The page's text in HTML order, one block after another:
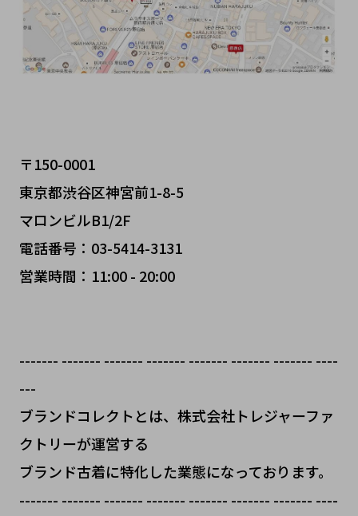
〒150-0001
東京都渋谷区神宮前1-8-5
マロンビルB1/2F
電話番号：03-5414-3131
営業時間：11:00 - 20:00
------- ------- ------- ------- ------- ------- ------- ----
---
ブランドコレクトとは、株式会社トレジャーファ
クトリーが運営する
ブランド古着に特化した業態になっております。
------- ------- ------- ------- ------- ------- ------- ----